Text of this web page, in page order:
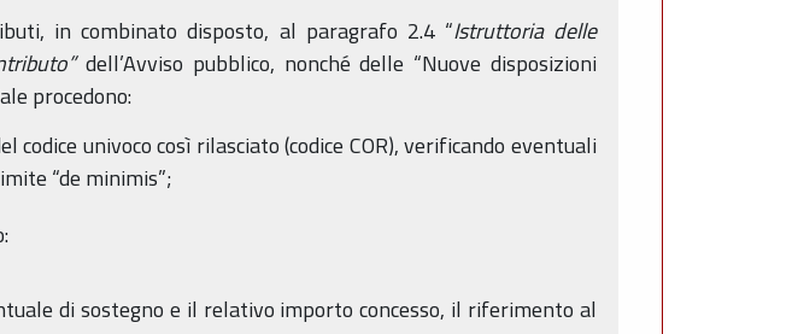
in combinato disposto, al paragrafo 2.4 “Istruttoria delle
dell’Avviso pubblico, nonché delle “Nuove disposizioni
procedono:
univoco così rilasciato (codice COR), verificando eventuali
“de minimis”;
di sostegno e il relativo importo concesso, il riferimento al